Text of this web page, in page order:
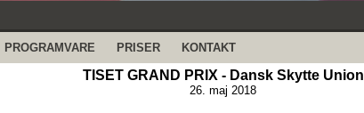
PROGRAMVARE PRISER KONTAKT
TISET GRAND PRIX - Dansk Skytte Union
26. maj 2018